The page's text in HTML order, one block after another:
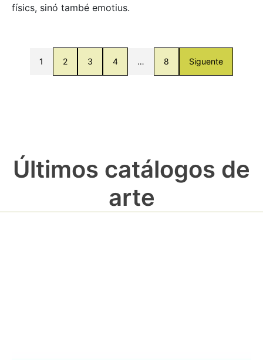
físics, sinó també emotius.
1 2 3 4 … 8 Siguente
Últimos catálogos de
arte